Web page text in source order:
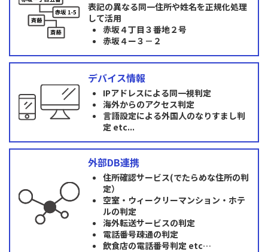
表記の異なる同一住所や姓名を正規化処理
して活用
赤坂４丁目３番地２号
赤坂４ー３－２
デバイス情報
IPアドレスによる同一視判定
海外からのアクセス判定
言語設定による外国人のなりすまし判
定 etc...
外部DB連携
住所確認サービス(でたらめな住所の判
定）
空室・ウィークリーマンション・ホテ
ルの判定
海外転送サービスの判定
電話番号疎通の判定
飲食店の電話番号判定 etc…